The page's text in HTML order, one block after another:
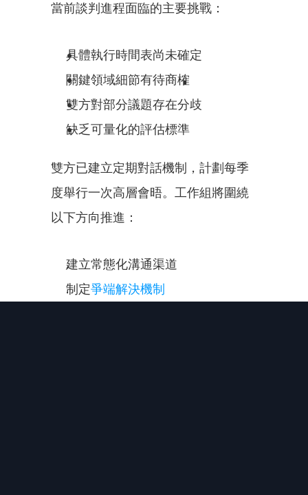
當前談判進程面臨的主要挑戰：
具體執行時間表尚未確定
關鍵領域細節有待商榷
雙方對部分議題存在分歧
缺乏可量化的評估標準
雙方已建立定期對話機制，計劃每季
度舉行一次高層會晤。工作組將圍繞
以下方向推進：
建立常態化溝通渠道
制定爭端解決機制